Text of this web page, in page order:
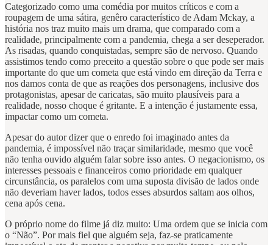
Categorizado como uma comédia por muitos críticos e com a
roupagem de uma sátira, genêro característico de Adam Mckay, a
história nos traz muito mais um drama, que comparado com a
realidade, principalmente com a pandemia, chega a ser deseperador.
As risadas, quando conquistadas, sempre são de nervoso. Quando
assistimos tendo como preceito a questão sobre o que pode ser mais
importante do que um cometa que está vindo em direção da Terra e
nos damos conta de que as reações dos personagens, inclusive dos
protagonistas, apesar de caricatas, são muito plausíveis para a
realidade, nosso choque é gritante. E a intenção é justamente essa,
impactar como um cometa.
Apesar do autor dizer que o enredo foi imaginado antes da
pandemia, é impossível não traçar similaridade, mesmo que você
não tenha ouvido alguém falar sobre isso antes. O negacionismo, os
interesses pessoais e financeiros como prioridade em qualquer
circunstância, os paralelos com uma suposta divisão de lados onde
não deveriam haver lados, todos esses absurdos saltam aos olhos,
cena após cena.
O próprio nome do filme já diz muito: Uma ordem que se inicia com
o “Não”. Por mais fiel que alguém seja, faz-se praticamente